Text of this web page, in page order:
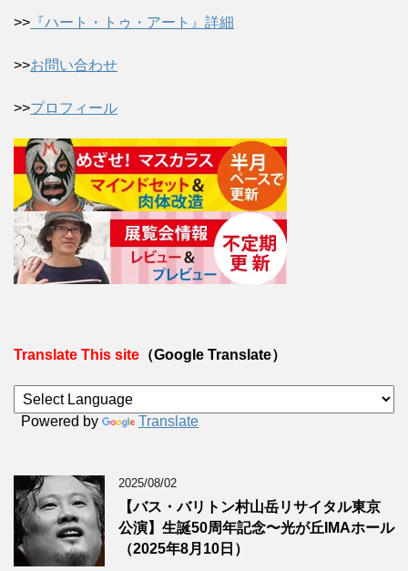
>> 『ハート・トゥ・アート』詳細
>>お問い合わせ
>>プロフィール
Translate This site （Google Translate）
Powered by Translate
2025/08/02
【バス・バリトン村山岳リサイタル東京
公演】生誕50周年記念〜光が丘IMAホール
（2025年8月10日）